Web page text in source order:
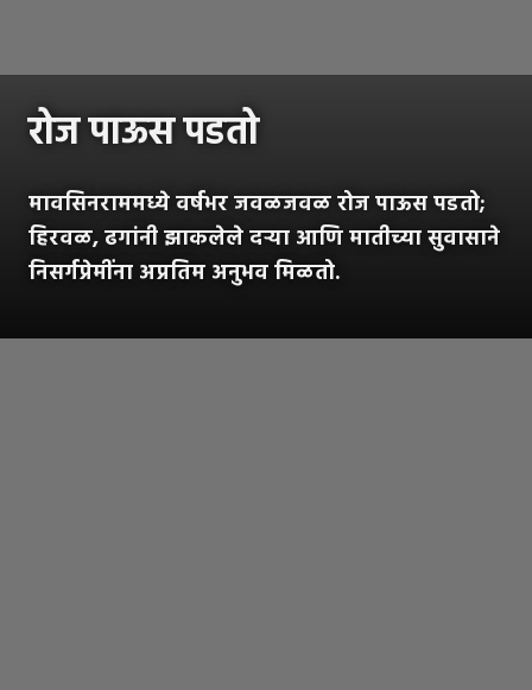
रोज पाऊस पडतो
मावसिनराममध्ये वर्षभर जवळजवळ रोज पाऊस पडतो;
हिरवळ, ढगांनी झाकलेले दऱ्या आणि मातीच्या सुवासाने
निसर्गप्रेमींना अप्रतिम अनुभव मिळतो.